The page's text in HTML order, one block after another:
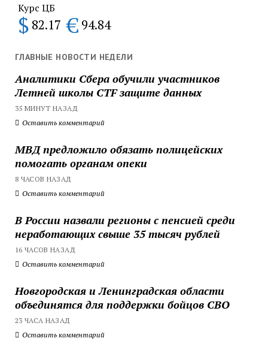
Курс ЦБ
$ 82.17 € 94.84
ГЛАВНЫЕ НОВОСТИ НЕДЕЛИ
Аналитики Сбера обучили участников
Летней школы CTF защите данных
35 МИНУТ НАЗАД
Оставить комментарий
МВД предложило обязать полицейских
помогать органам опеки
8 ЧАСОВ НАЗАД
Оставить комментарий
В России назвали регионы с пенсией среди
неработающих свыше 35 тысяч рублей
16 ЧАСОВ НАЗАД
Оставить комментарий
Новгородская и Ленинградская области
объединятся для поддержки бойцов СВО
23 ЧАСА НАЗАД
Оставить комментарий